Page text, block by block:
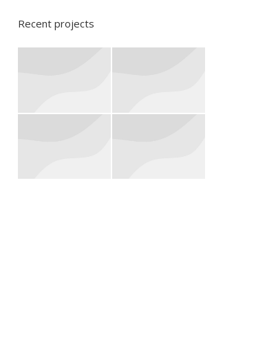
Recent projects